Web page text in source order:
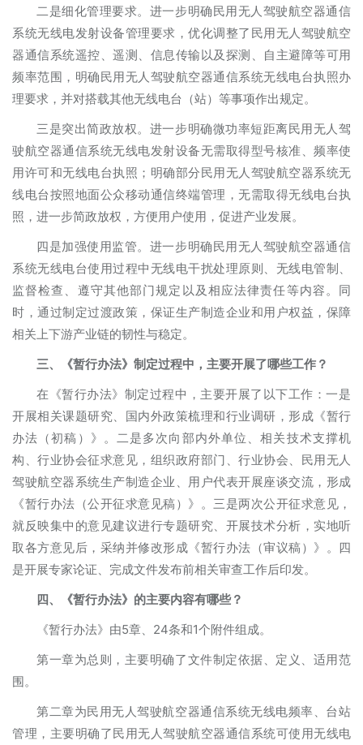
二是细化管理要求。进一步明确民用无人驾驶航空器通信
系统无线电发射设备管理要求，优化调整了民用无人驾驶航空
器通信系统遥控、遥测、信息传输以及探测、自主避障等可用
频率范围，明确民用无人驾驶航空器通信系统无线电台执照办
理要求，并对搭载其他无线电台（站）等事项作出规定。
三是突出简政放权。进一步明确微功率短距离民用无人驾
驶航空器通信系统无线电发射设备无需取得型号核准、频率使
用许可和无线电台执照；明确部分民用无人驾驶航空器系统无
线电台按照地面公众移动通信终端管理，无需取得无线电台执
照，进一步简政放权，方便用户使用，促进产业发展。
四是加强使用监管。进一步明确民用无人驾驶航空器通信
系统无线电台使用过程中无线电干扰处理原则、无线电管制、
监督检查、遵守其他部门规定以及相应法律责任等内容。同
时，通过制定过渡政策，保证生产制造企业和用户权益，保障
相关上下游产业链的韧性与稳定。
三、《暂行办法》制定过程中，主要开展了哪些工作？
在《暂行办法》制定过程中，主要开展了以下工作：一是
开展相关课题研究、国内外政策梳理和行业调研，形成《暂行
办法（初稿）》。二是多次向部内外单位、相关技术支撑机
构、行业协会征求意见，组织政府部门、行业协会、民用无人
驾驶航空器系统生产制造企业、用户代表开展座谈交流，形成
《暂行办法（公开征求意见稿）》。三是两次公开征求意见，
就反映集中的意见建议进行专题研究、开展技术分析，实地听
取各方意见后，采纳并修改形成《暂行办法（审议稿）》。四
是开展专家论证、完成文件发布前相关审查工作后印发。
四、《暂行办法》的主要内容有哪些？
《暂行办法》由5章、24条和1个附件组成。
第一章为总则，主要明确了文件制定依据、定义、适用范
围。
第二章为民用无人驾驶航空器通信系统无线电频率、台站
管理，主要明确了民用无人驾驶航空器通信系统可使用无线电